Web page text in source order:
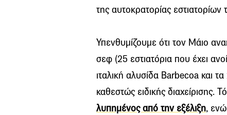
της αυτοκρατορίας εστιατορίων
Υπενθυμίζουμε ότι τον Μάιο
σεφ (25 εστιατόρια που έχει
ιταλική αλυσίδα Barbecoa και
καθεστώς ειδικής διαχείρισης.
λυπημένος από την εξέλιξη, ενώ